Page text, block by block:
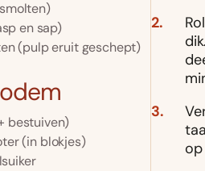
en sap)
(pulp eruit geschept)
bestuiven)
(in blokjes)